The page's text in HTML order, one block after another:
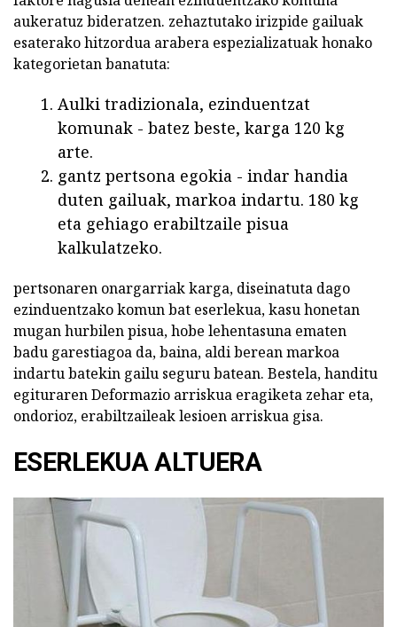
aukeratuz bideratzen. zehaztutako irizpide gailuak
esaterako hitzordua arabera espezializatuak honako
kategorietan banatuta:
Aulki tradizionala, ezinduentzat
komunak - batez beste, karga 120 kg
arte.
gantz pertsona egokia - indar handia
duten gailuak, markoa indartu. 180 kg
eta gehiago erabiltzaile pisua
kalkulatzeko.
pertsonaren onargarriak karga, diseinatuta dago
ezinduentzako komun bat eserlekua, kasu honetan
mugan hurbilen pisua, hobe lehentasuna ematen
badu garestiagoa da, baina, aldi berean markoa
indartu batekin gailu seguru batean. Bestela, handitu
egituraren Deformazio arriskua eragiketa zehar eta,
ondorioz, erabiltzaileak lesioen arriskua gisa.
ESERLEKUA ALTUERA